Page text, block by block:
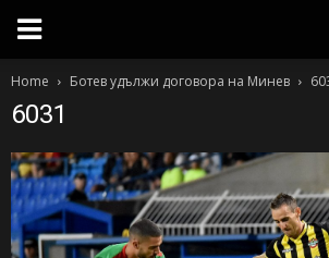
Home Ботев удължи договора на Минев
6031